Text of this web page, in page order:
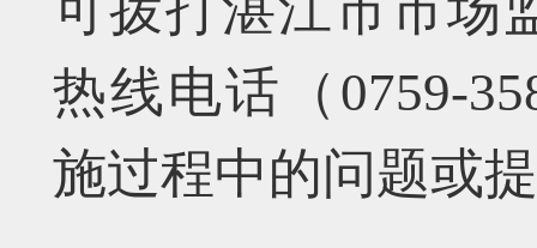
热线电话（0759-
施过程中的问题或